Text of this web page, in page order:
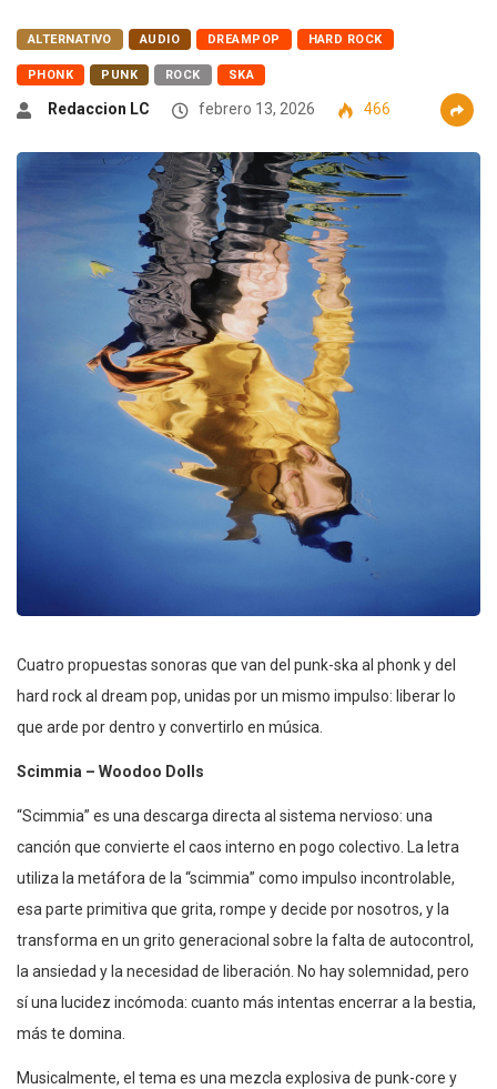
ALTERNATIVO AUDIO DREAMPOP HARD ROCK
PHONK PUNK ROCK SKA
Redaccion LC febrero 13, 2026 466
Cuatro propuestas sonoras que van del punk-ska al phonk y del
hard rock al dream pop, unidas por un mismo impulso: liberar lo
que arde por dentro y convertirlo en música.
Scimmia – Woodoo Dolls
“Scimmia” es una descarga directa al sistema nervioso: una
canción que convierte el caos interno en pogo colectivo. La letra
utiliza la metáfora de la “scimmia” como impulso incontrolable,
esa parte primitiva que grita, rompe y decide por nosotros, y la
transforma en un grito generacional sobre la falta de autocontrol,
la ansiedad y la necesidad de liberación. No hay solemnidad, pero
sí una lucidez incómoda: cuanto más intentas encerrar a la bestia,
más te domina.
Musicalmente, el tema es una mezcla explosiva de punk-core y